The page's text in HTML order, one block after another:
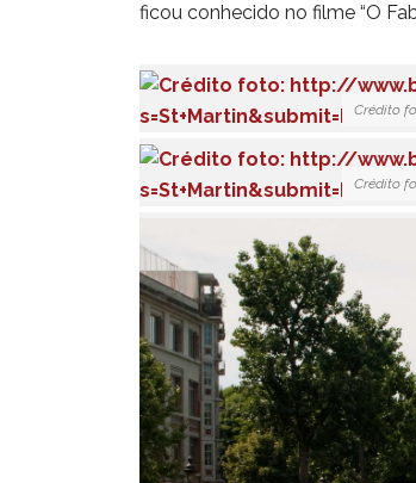
ficou conhecido no filme “O
Crédito
Crédito